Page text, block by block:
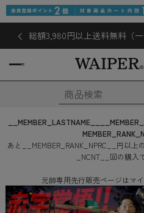
総額3,980円以上送料無料（
__MEMBER_LASTNAME__
あと
__MEMBER_RANK_NPRC__ 円以上
_NCNT__ 回の購入
元帥専用先行販売ページはマ